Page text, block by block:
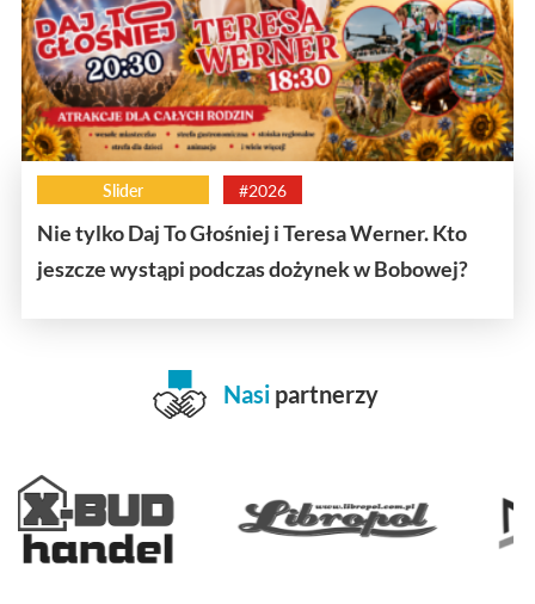
Slider #2026
Nie tylko Daj To Głośniej i Teresa Werner. Kto
jeszcze wystąpi podczas dożynek w Bobowej?
Nasi partnerzy